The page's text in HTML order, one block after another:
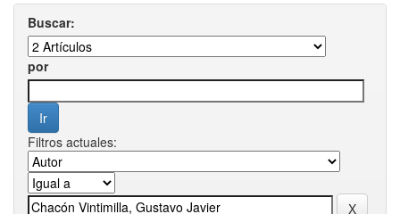
Buscar:
por
Filtros actuales: